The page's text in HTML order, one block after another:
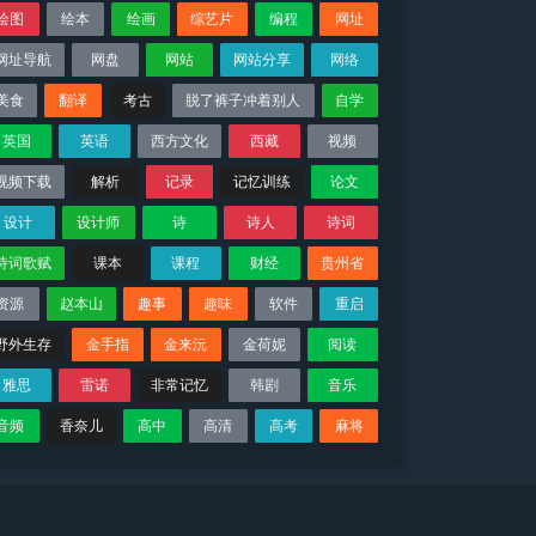
图 绘本 绘画 综艺片 编程
网址
址导航
网盘 网站 网站分享
网络
食
翻译 考古 脱了裤子冲着别人
自学
英国
英语 西方文化 西藏
视频
频下载
解析 记录 记忆训练
论文
设计
设计师 诗 诗人
诗词
词歌赋
课本 课程 财经
贵州省
源
赵本山 趣事 趣味 软件
重启
外生存
金手指 金来沅 金荷妮
阅读
雅思
雷诺 非常记忆 韩剧
音乐
频
香奈儿 高中 高清 高考 麻将